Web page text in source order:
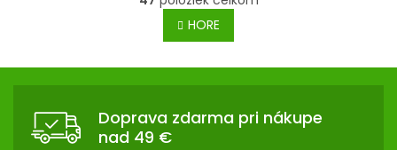
v
l
d
a
c
i
á
n
o
v
a
n
HORE
Doprava zdarma pri nákupe
nad 49 €